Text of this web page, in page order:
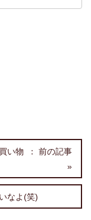
い物
なよ(笑)